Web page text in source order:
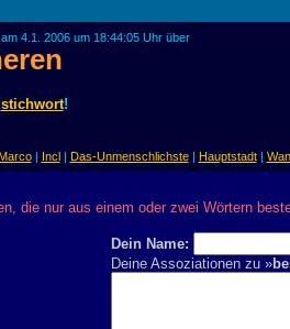
4.1. 2006 um 18:44:05 Uhr über
stichwort!
| Incl| Das-Unmenschlichste| Hauptstadt|
die nur aus einem oder zwei Wörtern
Dein Name:
Deine Assoziationen zu »